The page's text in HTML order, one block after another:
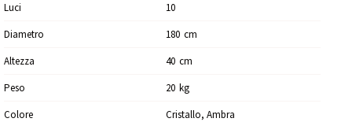
Luci
10
Diametro
180 Cm
Altezza
40 Cm
Peso
20 Kg
Colore
Cristallo, Ambra